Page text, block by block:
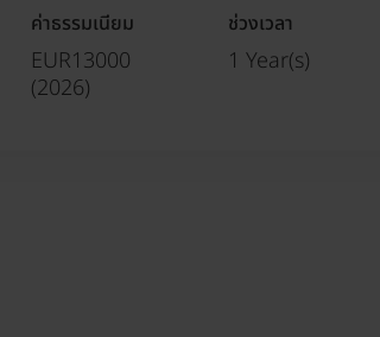
ค่าธรรมเนียม
EUR13000
(2026)
ช่วงเวลา
1 Year(s)